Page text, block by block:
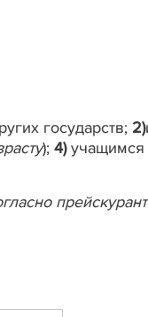
государств; 2)
); 4)учащимся